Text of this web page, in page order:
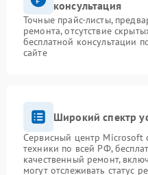
консультация
Точные прайс-листы,
ремонта, отсутствие
бесплатной консультации
сайте
Широкий спектр
Сервисный центр Microsoft
техники по всей РФ,
качественный ремонт,
могут отслеживать статус